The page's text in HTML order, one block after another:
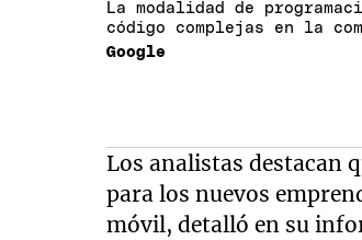
La modalidad de
código complejas en la
Google
Los analistas destacan
para los nuevos
móvil, detalló en su